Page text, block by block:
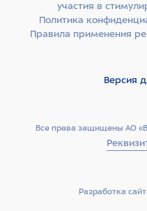
Все права защищены АО
участия в
Политика
Правила применения
Версия
Разработка